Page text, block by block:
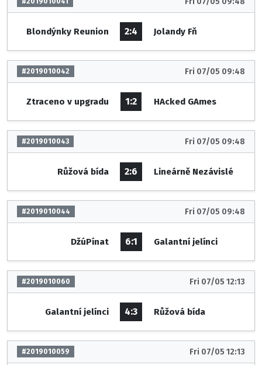
Blondýnky Reunion 2:4 Jolandy Fň
#2019010042 Fri 07/05 09:48
Ztraceno v upgradu 1:2 HAcked GAmes
#2019010043 Fri 07/05 09:48
Růžová bída 2:6 Lineárně Nezávislé
#2019010044 Fri 07/05 09:48
DžúPínat 6:1 Galantní jelínci
#2019010060 Fri 07/05 12:13
Galantní jelínci 4:3 Růžová bída
#2019010059 Fri 07/05 12:13